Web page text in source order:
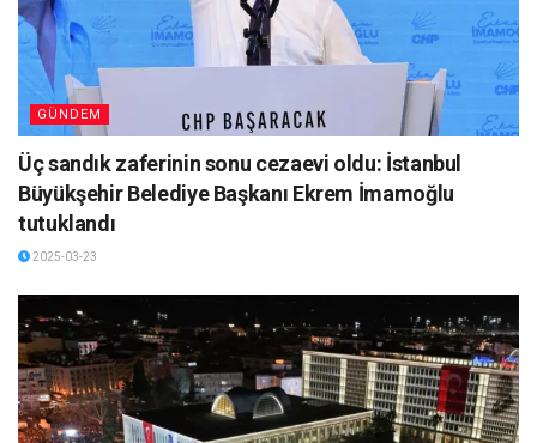
GÜNDEM
Üç sandık zaferinin sonu cezaevi oldu: İstanbul
Büyükşehir Belediye Başkanı Ekrem İmamoğlu
tutuklandı
2025-03-23